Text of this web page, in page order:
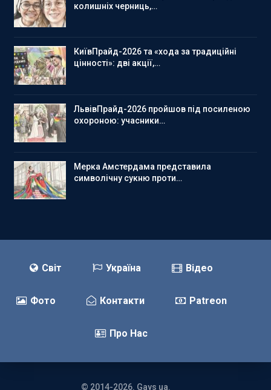
колишніх черниць,…
КиївПрайд-2026 та «хода за традиційні
цінності»: дві акції,…
ЛьвівПрайд-2026 пройшов під посиленою
охороною: учасники…
Мерка Амстердама представила
символічну сукню проти…
Світ Україна Відео
Фото Контакти Patreon
Про Нас
© 2014-2026. Gays ua.